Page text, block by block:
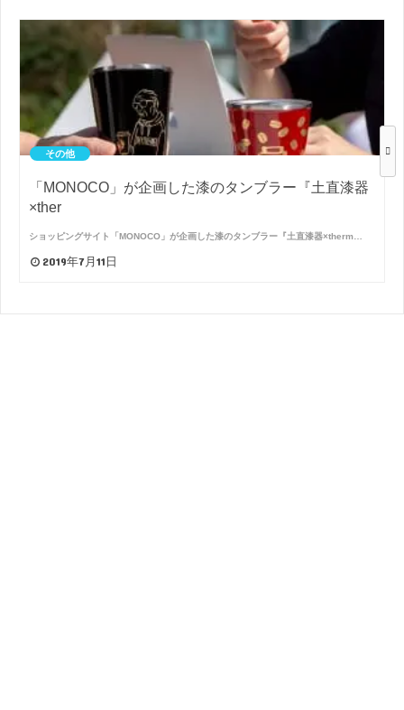
その他
「MONOCO」が企画した漆のタンブラー『土直漆器
×ther
ショッピングサイト「MONOCO」が企画した漆のタンブラー『土直漆器×therm…
2019年7月11日